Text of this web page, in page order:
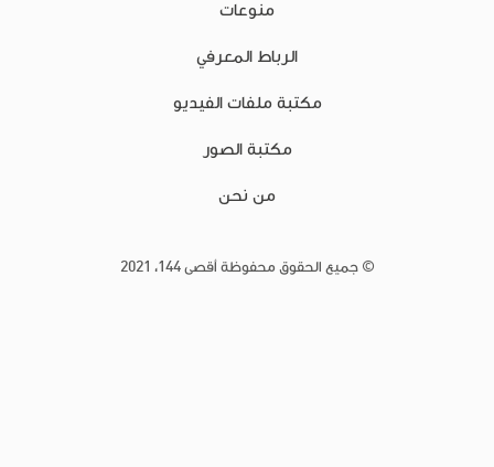
منوعات
الرباط المعرفي
مكتبة ملفات الفيديو
مكتبة الصور
من نحن
© جميع الحقوق محفوظة أقصى 144، 2021